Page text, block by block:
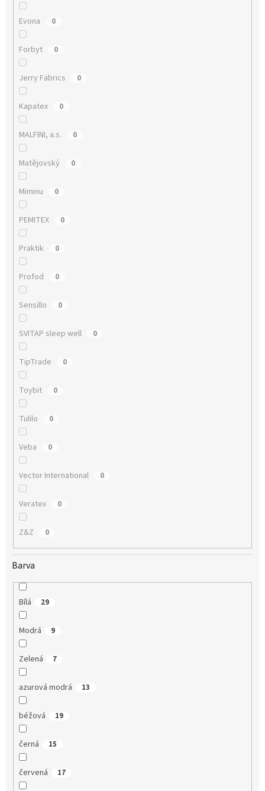
Evona 0
Forbyt 0
Jerry Fabrics 0
Kapatex 0
MALFINI, a.s. 0
Matějovský 0
Miminu 0
PEMITEX 0
Praktik 0
Profod 0
Sensillo 0
SVITAP sleep well 0
TipTrade 0
Toybit 0
Tulilo 0
Veba 0
Vector International 0
Veratex 0
Z&Z 0
Barva
Bílá 29
Modrá 9
Zelená 7
azurová modrá 13
béžová 19
černá 15
červená 17